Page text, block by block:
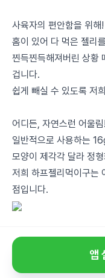
사육자의 편안함을 위해!
홈이 있어 다 먹은 젤리
찐득찐득해져버린 상황
겁니다.
쉽게 빼실 수 있도록 저
어디든, 자연스런 어울림!
일반적으로 사용하는
모양이 제각각 달라 정
저희 하프젤리먹이구는
점입니다.
앱